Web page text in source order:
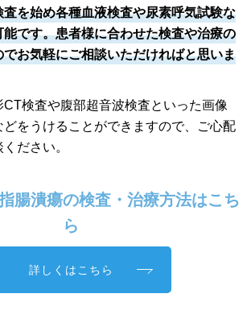
を始め各種血液検査や尿素呼気試験な
です。患者様に合わせた検査や治療の
お気軽にご相談いただければと思いま
検査や腹部超音波検査といった画像
をうけることができますので、ご心配
ださい。
腸潰瘍の検査・治療方法はこち
ら
詳しくはこちら